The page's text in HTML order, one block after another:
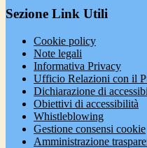
Sezione Link Utili
Cookie policy
Note legali
Informativa Privacy
Ufficio Relazioni con il
Dichiarazione di
Obiettivi di accessibilità
Whistleblowing
Gestione consensi cookie
Amministrazione